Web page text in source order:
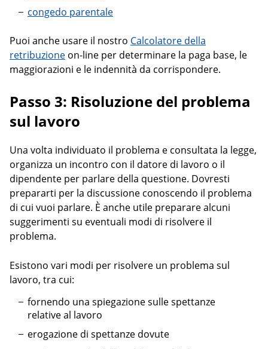
congedo parentale
Puoi anche usare il nostro Calcolatore della
retribuzione on-line per determinare la paga base, le
maggiorazioni e le indennità da corrispondere.
Passo 3: Risoluzione del problema
sul lavoro
Una volta individuato il problema e consultata la legge,
organizza un incontro con il datore di lavoro o il
dipendente per parlare della questione. Dovresti
prepararti per la discussione conoscendo il problema
di cui vuoi parlare. È anche utile preparare alcuni
suggerimenti su eventuali modi di risolvere il
problema.
Esistono vari modi per risolvere un problema sul
lavoro, tra cui:
fornendo una spiegazione sulle spettanze
relative al lavoro
erogazione di spettanze dovute